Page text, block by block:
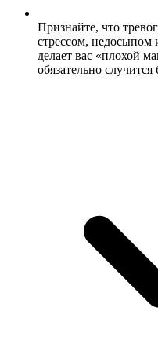
Признайте, что
стрессом, недосыпом
делает вас «плохой
обязательно случится